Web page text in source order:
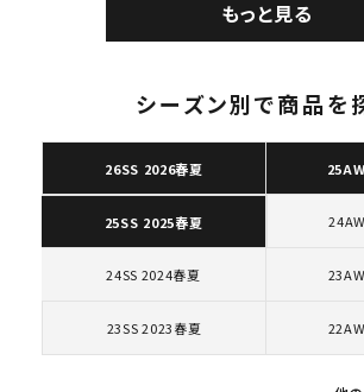
キーワードから探す
人気ワード 2026SS
Tシャ
ショルダー・ウエストバッグ
ボックスロゴ
カテゴリーから探す
ク 黒もっと見る
シーズン別で商品を
26SS 2026春夏
25SS 2025春夏
24SS 2024春夏
23SS 2023春夏